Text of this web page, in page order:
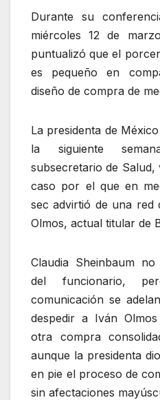
Durante su
miércoles 12 de
puntualizó que el
es pequeño en
diseño de compra de
La presidenta de
la siguiente
subsecretario de
caso por el que en
sec advirtió de una
Olmos, actual titular de
Claudia Sheinbaum
del funcionario,
comunicación se
despedir a Iván
otra compra
aunque la presidenta
en pie el proceso de
sin afectaciones